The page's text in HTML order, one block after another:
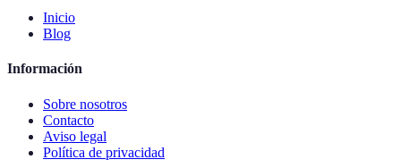
Inicio
Blog
Información
Sobre nosotros
Contacto
Aviso legal
Política de privacidad